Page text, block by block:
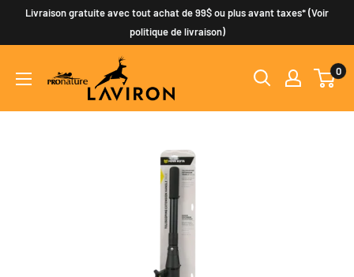
PasserLivraison gratuite avec tout achat de 99$ ou plus avant taxes* (Voir
politique de livraison)
0